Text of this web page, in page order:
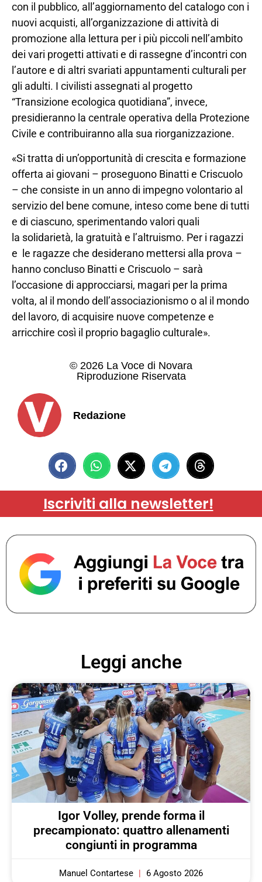
con il pubblico, all’aggiornamento del catalogo con i
nuovi acquisti, all’organizzazione di attività di
promozione alla lettura per i più piccoli nell’ambito
dei vari progetti attivati e di rassegne d’incontri con
l’autore e di altri svariati appuntamenti culturali per
gli adulti. I civilisti assegnati al progetto
“Transizione ecologica quotidiana”, invece,
presidieranno la centrale operativa della Protezione
Civile e contribuiranno alla sua riorganizzazione.
«Si tratta di un’opportunità di crescita e formazione
offerta ai giovani – proseguono Binatti e Criscuolo
– che consiste in un anno di impegno volontario al
servizio del bene comune, inteso come bene di tutti
e di ciascuno, sperimentando valori quali
la solidarietà, la gratuità e l’altruismo. Per i ragazzi
e le ragazze che desiderano mettersi alla prova –
hanno concluso Binatti e Criscuolo – sarà
l’occasione di approcciarsi, magari per la prima
volta, al il mondo dell’associazionismo o al il mondo
del lavoro, di acquisire nuove competenze e
arricchire così il proprio bagaglio culturale».
© 2026 La Voce di Novara
Riproduzione Riservata
Redazione
Iscriviti alla newsletter!
Leggi anche
Igor Volley, prende forma il
precampionato: quattro allenamenti
congiunti in programma
Manuel Contartese 6 Agosto 2026